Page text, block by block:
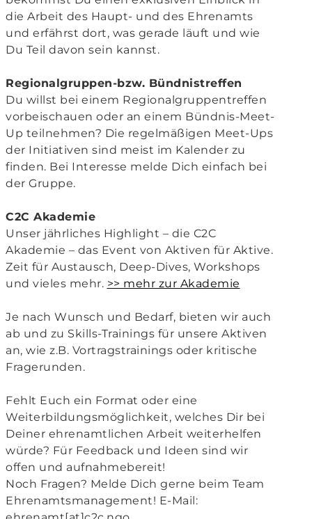
die Arbeit des Haupt- und des Ehrenamts
und erfährst dort, was gerade läuft und wie
Du Teil davon sein kannst.
Regionalgruppen-bzw. Bündnistreffen
Du willst bei einem Regionalgruppentreffen
vorbeischauen oder an einem Bündnis-Meet-
Up teilnehmen? Die regelmäßigen Meet-Ups
der Initiativen sind meist im Kalender zu
finden. Bei Interesse melde Dich einfach bei
der Gruppe.
C2C Akademie
Unser jährliches Highlight – die C2C
Akademie – das Event von Aktiven für Aktive.
Zeit für Austausch, Deep-Dives, Workshops
und vieles mehr. >> mehr zur Akademie
Je nach Wunsch und Bedarf, bieten wir auch
ab und zu Skills-Trainings für unsere Aktiven
an, wie z.B. Vortragstrainings oder kritische
Fragerunden.
Fehlt Euch ein Format oder eine
Weiterbildungsmöglichkeit, welches Dir bei
Deiner ehrenamtlichen Arbeit weiterhelfen
würde? Für Feedback und Ideen sind wir
offen und aufnahmebereit!
Noch Fragen? Melde Dich gerne beim Team
Ehrenamtsmanagement! E-Mail: